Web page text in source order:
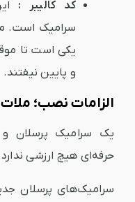
کد کالیبر :
سرامیک است.
یکی است تا
و پایین نیفتند.
الزامات نصب؛
یک سرامیک
حرفه‌ای هیچ ارزشی
سرامیک‌های پرسلان